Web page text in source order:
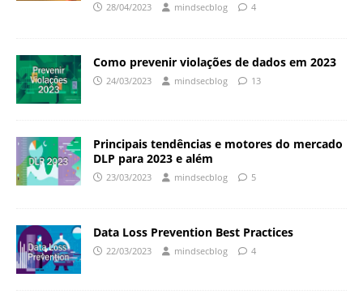
28/04/2023 mindsecblog 4
Como prevenir violações de dados em 2023
24/03/2023 mindsecblog 13
Principais tendências e motores do mercado
DLP para 2023 e além
23/03/2023 mindsecblog 5
Data Loss Prevention Best Practices
22/03/2023 mindsecblog 4